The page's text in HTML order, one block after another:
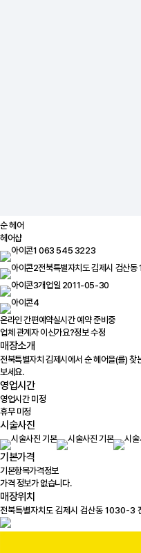
순 헤어
헤어샵
063 545 3223
전북특별자치도 김제시 검산
개업일 2011-05-30
온라인 간편예약실시간 예약 준비중
업체 관계자 이신가요?정보 수정
매장소개
전북특별자치 김제시에서 순 헤어을(를) 찾
보세요.
영업시간
영업시간 미정
휴무 미정
시술사진
기본가격
기본항목가격정보
가격 정보가 없습니다.
매장위치